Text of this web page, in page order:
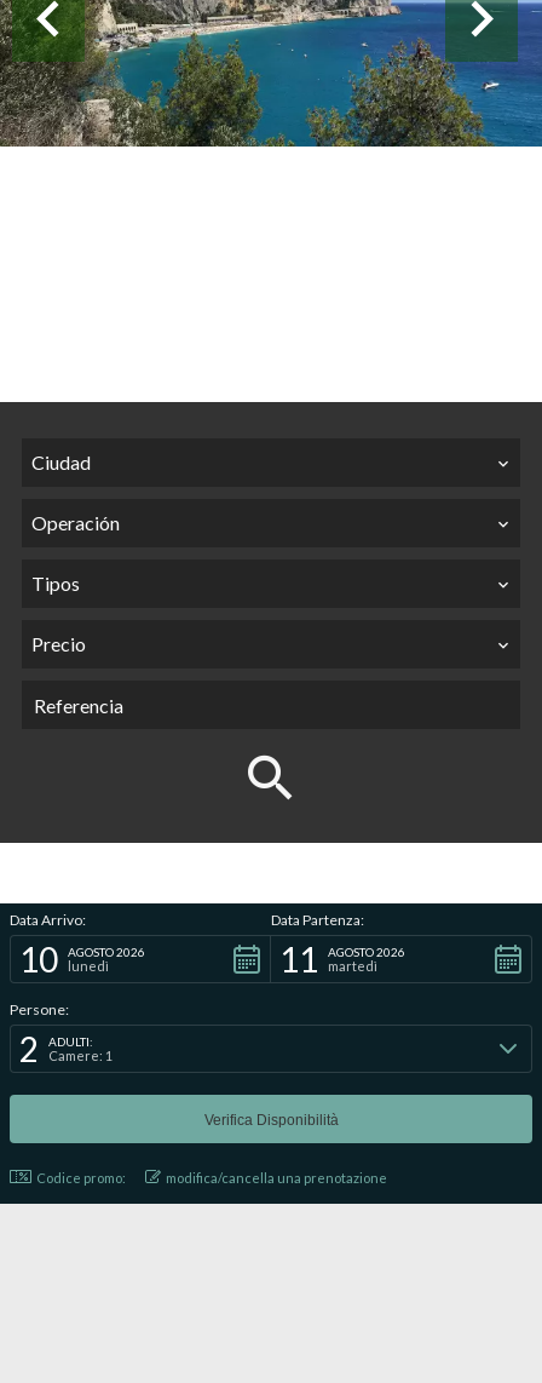
Ciudad
Operación
Tipos
Precio
Data Arrivo:
10 AGOSTO 2026
lunedì
Data Partenza:
11 AGOSTO 2026
martedì
Persone:
2 ADULTI:
Camere: 1
Codice promo: modifica/cancella una prenotazione